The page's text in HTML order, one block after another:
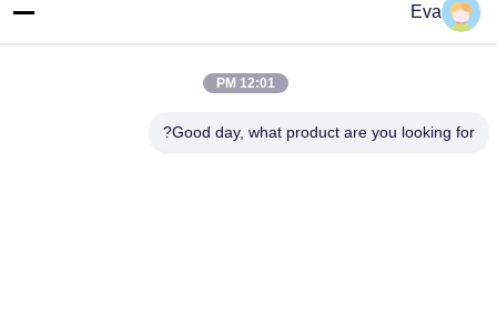
العنوان
شيجي، منطقة بانيو، قوانغتشو، قوانغدونغ الصين
الهاتف
Eva
12:01 PM
Good day, what product are you looking for?